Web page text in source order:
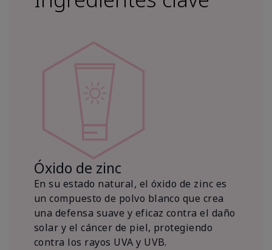
Óxido de zinc
En su estado natural, el óxido de zinc es
un compuesto de polvo blanco que crea
una defensa suave y eficaz contra el daño
solar y el cáncer de piel, protegiendo
contra los rayos UVA y UVB.